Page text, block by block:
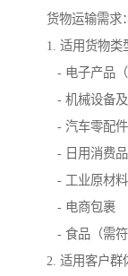
货物运输需求：
1. 适用货物类
- 电子产品（
- 机械设备
- 汽车零配件
- 日用消费品
- 工业原材料
- 电商包裹
- 食品（需符
2. 适用客户群